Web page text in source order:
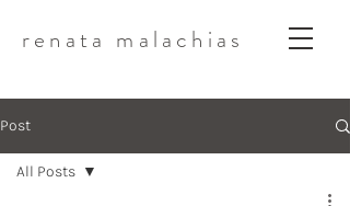
renata malachias
Post
All Posts